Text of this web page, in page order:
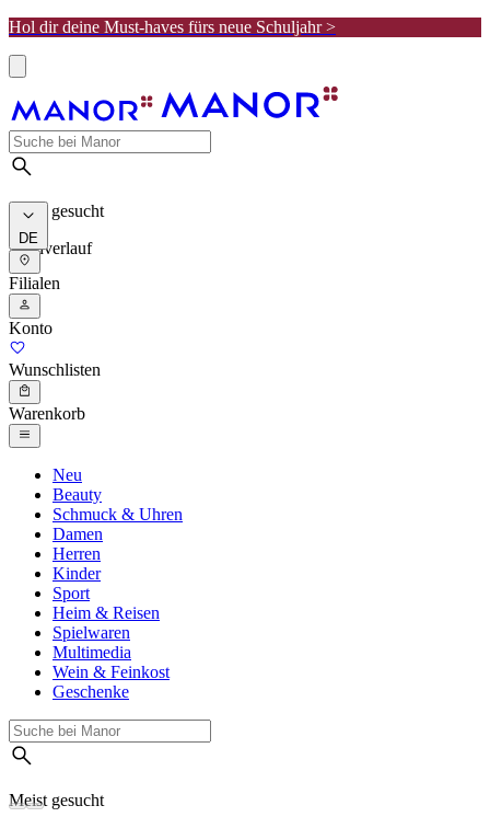
Hol dir deine Must-haves fürs neue Schuljahr >
Meist gesucht
Suchverlauf
DE
Filialen
Konto
Wunschlisten
Warenkorb
Neu
Beauty
Schmuck & Uhren
Damen
Herren
Kinder
Sport
Heim & Reisen
Spielwaren
Multimedia
Wein & Feinkost
Geschenke
Meist gesucht